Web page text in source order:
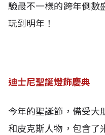
驗最不一樣的跨年倒數
玩到明年！
迪士尼聖誕燈飾慶典
今年的聖誕節，備受大
和皮克斯人物，包含了